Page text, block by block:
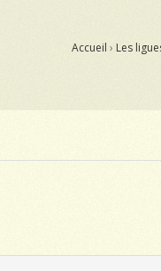
Accueil › Les